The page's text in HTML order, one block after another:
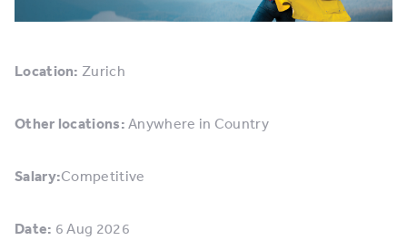
Location: Zurich
Other locations: Anywhere in Country
Salary:Competitive
Date: 6 Aug 2026